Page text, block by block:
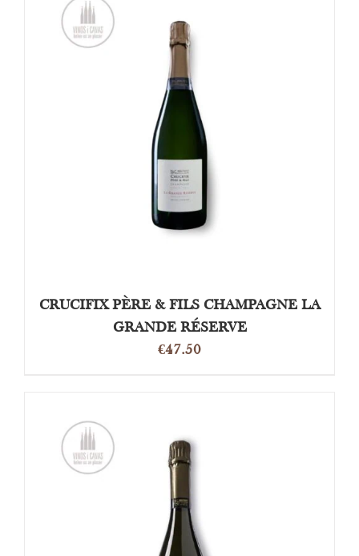
TOEVOEGEN AAN WINKELWAGEN
CRUCIFIX PÈRE & FILS CHAMPAGNE LA
GRANDE RÉSERVE
€47.50
TOEVOEGEN AAN WINKELWAGEN